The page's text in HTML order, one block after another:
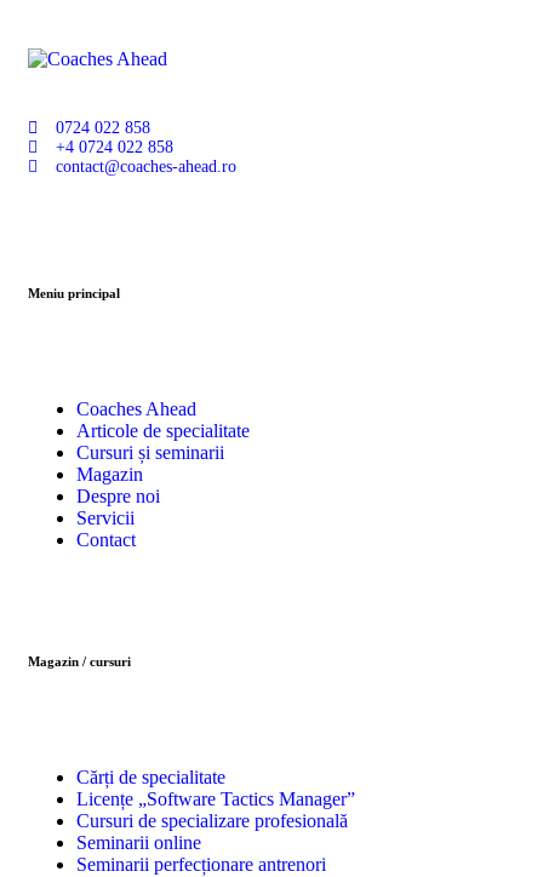
0724 022 858
+4 0724 022 858
contact@coaches-ahead.ro
Meniu principal
Coaches Ahead
Articole de specialitate
Cursuri și seminarii
Magazin
Despre noi
Servicii
Contact
Magazin / cursuri
Cărți de specialitate
Licențe „Software Tactics Manager”
Cursuri de specializare profesională
Seminarii online
Seminarii perfecționare antrenori